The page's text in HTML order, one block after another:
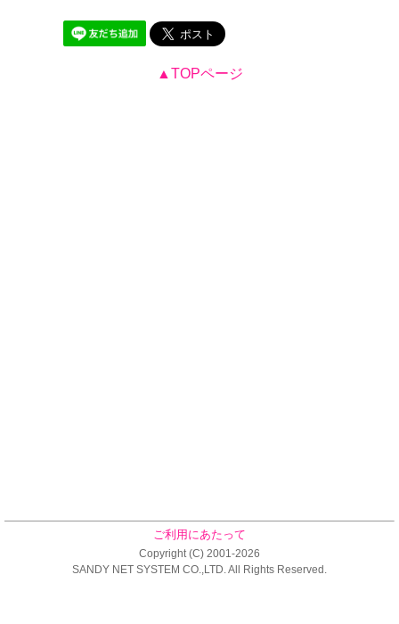
▲TOPページ
ご利用にあたって
Copyright (C) 2001-2026
SANDY NET SYSTEM CO.,LTD. All Rights Reserved.